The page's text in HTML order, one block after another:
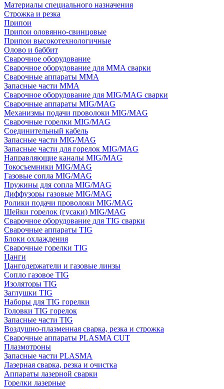
Материалы специального назначения
Строжка и резка
Припои
Припои оловянно-свинцовые
Припои высокотехнологичные
Олово и баббит
Сварочное оборудование
Сварочное оборудование для MMA сварки
Сварочные аппараты MMA
Запасные части MMA
Сварочное оборудование для MIG/MAG сварки
Сварочные аппараты MIG/MAG
Механизмы подачи проволоки MIG/MAG
Сварочные горелки MIG/MAG
Соединительный кабель
Запасные части MIG/MAG
Запасные части для горелок MIG/MAG
Направляющие каналы MIG/MAG
Токосъемники MIG/MAG
Газовые сопла MIG/MAG
Пружины для сопла MIG/MAG
Диффузоры газовые MIG/MAG
Ролики подачи проволоки MIG/MAG
Шейки горелок (гусаки) MIG/MAG
Сварочное оборудование для TIG сварки
Сварочные аппараты TIG
Блоки охлаждения
Сварочные горелки TIG
Цанги
Цангодержатели и газовые линзы
Сопло газовое TIG
Изоляторы TIG
Заглушки TIG
Наборы для TIG горелки
Головки TIG горелок
Запасные части TIG
Воздушно-плазменная сварка, резка и строжка
Сварочные аппараты PLASMA CUT
Плазмотроны
Запасные части PLASMA
Лазерная сварка, резка и очистка
Аппараты лазерной сварки
Горелки лазерные